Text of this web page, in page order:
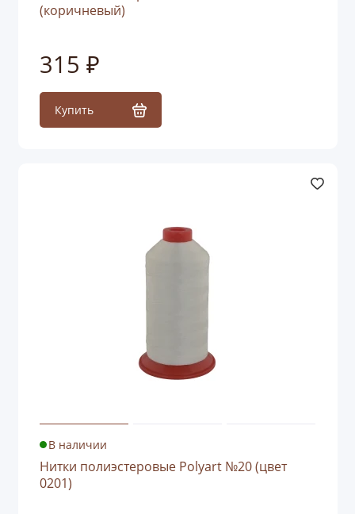
(коричневый)
315 ₽
Купить
В наличии
Нитки полиэстеровые Polyart №20 (цвет
0201)